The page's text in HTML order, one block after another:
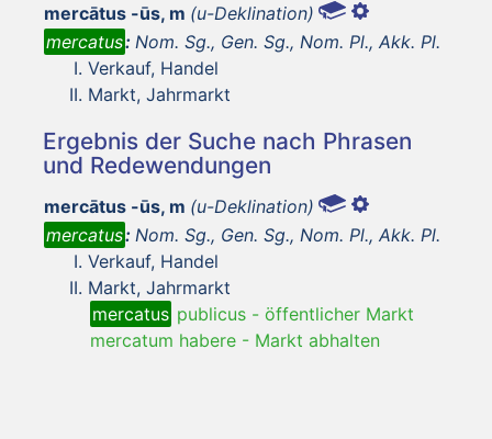
mercātus -ūs, m (u-Deklination)
mercatus: Nom. Sg., Gen. Sg., Nom. Pl., Akk. Pl.
Verkauf, Handel
Markt, Jahrmarkt
Ergebnis der Suche nach Phrasen
und Redewendungen
mercātus -ūs, m (u-Deklination)
mercatus: Nom. Sg., Gen. Sg., Nom. Pl., Akk. Pl.
Verkauf, Handel
Markt, Jahrmarkt
mercatus publicus - öffentlicher Markt
mercatum habere - Markt abhalten